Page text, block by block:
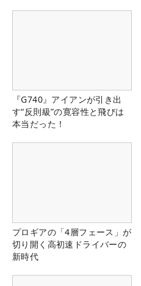
『G740』アイアンが引き出
す“反則級”の寛容性と飛びは
本当だった！
プロギアの「4層フェース」が
切り開く高初速ドライバーの
新時代